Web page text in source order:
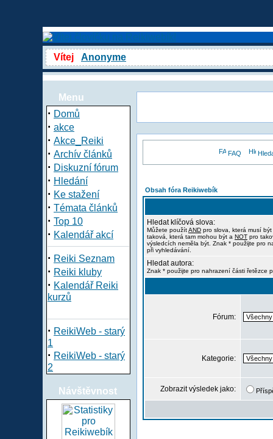
Vítej Anonyme
Menu
· Domů
· akce
· Akce_Reiki
· Archív článků
· Diskuzní fórum
· Hledání
· Ke stažení
· Témata článků
· Top 10
· Kalendář akcí
· Reiki Seznam
· Reiki kluby
· Kalendář Reiki
kurzů
· ReikiWeb - starý
1
· ReikiWeb - starý
2
Návštěvnost
FAQ
Obsah fóra Reikiwebík
Hledat klíčová slova:
Můžete použítAND pro slova, která musí
taková, která tam mohou být a NOT pro
výsledcích neměla být. Znak * použijte pro
při vyhledávání.
Hledat autora:
Znak * použijte pro nahrazení části řetězce
Fórum:
Kategorie:
Zobrazit výsledek jako: